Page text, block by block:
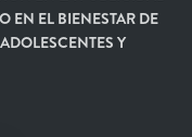
EN EL BIENESTAR DE
Y